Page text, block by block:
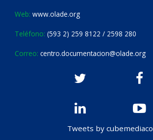
Web: www.olade.org
Teléfono: (593 2) 259 8122 / 2598 280
Correo: centro.documentacion@olade.org
Tweets by cubemediaco